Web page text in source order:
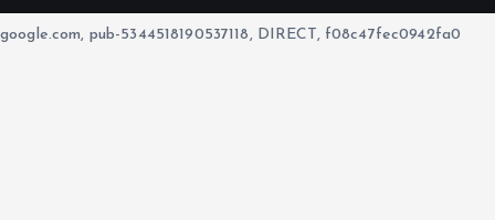
google.com, pub-5344518190537118, DIRECT, f08c47fec0942fa0